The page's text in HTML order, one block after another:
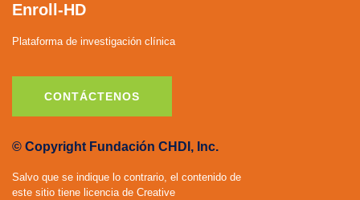
Enroll-HD
Plataforma de investigación clínica
CONTÁCTENOS
© Copyright Fundación CHDI, Inc.
Salvo que se indique lo contrario, el contenido de
este sitio tiene licencia de Creative